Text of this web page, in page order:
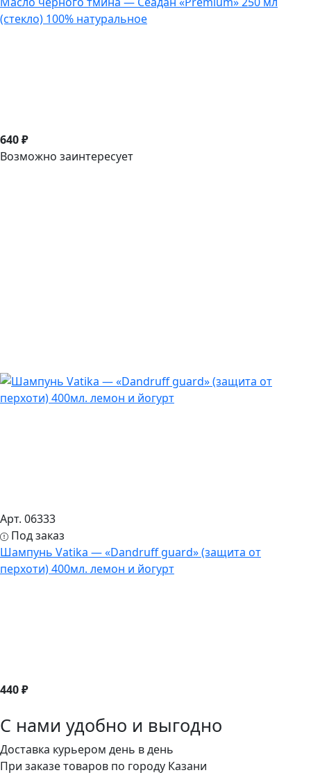
(стекло) 100% натуральное
640 ₽
Возможно заинтересует
Арт. 06333
Под заказ
Шампунь Vatika — «Dandruff guard» (защита от
перхоти) 400мл. лемон и йогурт
440 ₽
С нами удобно и выгодно
Доставка курьером день в день
При заказе товаров по городу Казани